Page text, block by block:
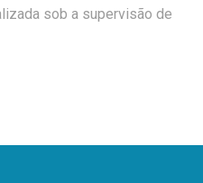
sob a supervisão de